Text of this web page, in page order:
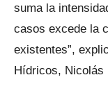
suma la
casos excede la
existentes”,
Hídricos, Nicolás